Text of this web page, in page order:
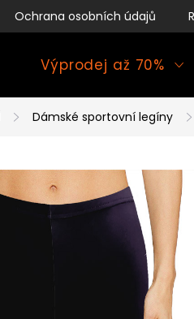
Ochrana osobních údajů
Výprodej až 70%
Dámské sportovní legíny